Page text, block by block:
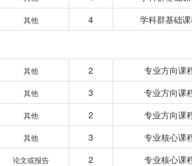
其他 4 学科群基础
其他 2
专业方向课
其他 3
专业方向课
其他 2
专业方向课
其他 3
专业核心课
论文或报告 2
专业核心课